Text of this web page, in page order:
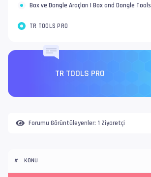
Box ve Dongle Araçları | Box and Dongle Tools
TR TOOLS PRO
TR TOOLS PRO
Forumu Görüntüleyenler: 1 Ziyaretçi
# KONU